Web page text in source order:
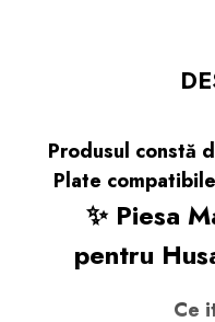
Produsul constă
Plate
✨ Piesa
pentru
Ce